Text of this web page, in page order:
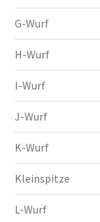
G-Wurf
H-Wurf
I-Wurf
J-Wurf
K-Wurf
Kleinspitze
L-Wurf